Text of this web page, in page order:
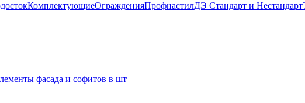
КомплектующиеОгражденияПрофнастилДЭ Стандарт и Нестандарт
фасада и софитов в шт